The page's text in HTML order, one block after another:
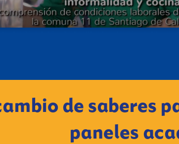
de saberes
paneles